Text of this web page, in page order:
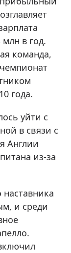
в год.
команда,
года.
уйти с
в связи с
Англии
из-за
наставника
и среди